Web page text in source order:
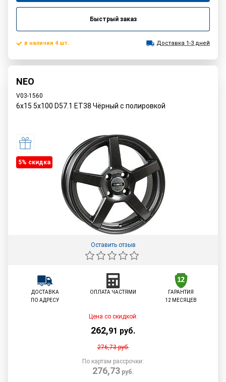
Быстрый заказ
в наличии 4 шт. Доставка 1-3 дней
NEO
V03-1560
6x15 5x100 D57.1 ET38 Чёрный с полировкой
5% cкидка
Оставить отзыв
ДОСТАВКА
ПО АДРЕСУ
ОПЛАТА ЧАСТЯМИ
ГАРАНТИЯ
12 МЕСЯЦЕВ
Цена со скидкой:
262,91 руб.
276,73руб.
По картам рассрочки:
276,73руб.